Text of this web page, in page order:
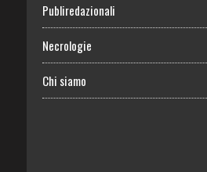
Publiredazionali
Necrologie
Chi siamo